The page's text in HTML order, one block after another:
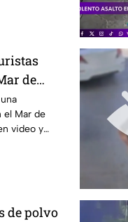
de
el Mar de
video y
de polvo